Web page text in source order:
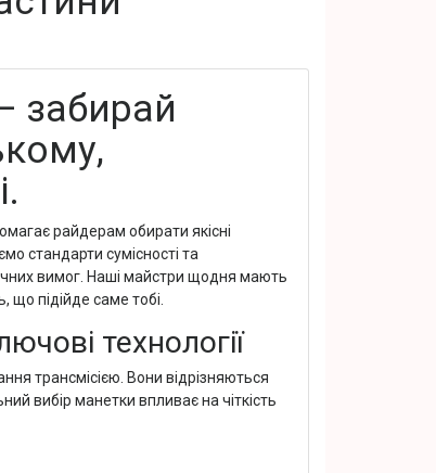
забирай
райдерам обирати якісні
стандарти сумісності та
вимог. Наші майстри щодня мають
підійде саме тобі.
технології
трансмісією. Вони відрізняються
вибір манетки впливає на чіткість